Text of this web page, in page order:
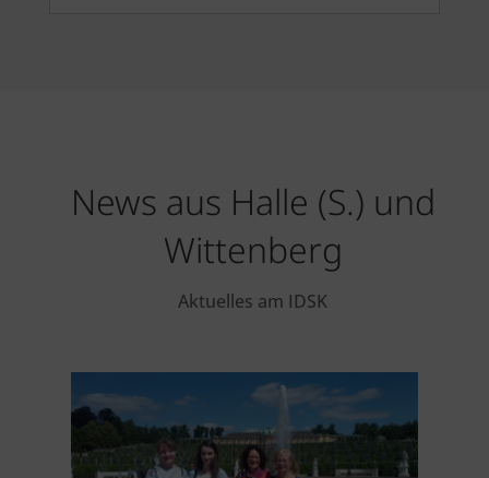
News aus Halle (S.) und
Wittenberg
Aktuelles am IDSK